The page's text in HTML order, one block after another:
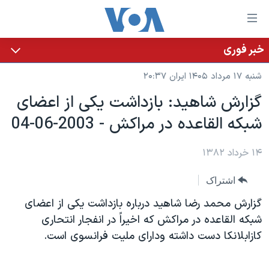
لینکهای
قابل
دسترسی
جهش
محتوای
اصلی
جهش
به
اصلی
جهش
به
جستجو
خانه
نسخه سبک وب‌سایت
موضوع ها
ایران
آمریکا
گزیده‌ها
ویژه برنامه‌ها
برنامه های تلویزیونی
جدول برنامه ها
صفحه‌های ویژه
عملیات خشم حماسی
۲۵۰سالگی آمریکا
پخش رادیویی
یادگیری زبان انگلیسی
خبر فوری
شنبه ۱۷ مرداد ۱۴۰۵ ایران ۲۰:۳۷
گزارش شاهيد: بازداشت يکی از اعضای
شبکه القاعده در مراکش - 2003-06-04
۱۴ خرداد ۱۳۸۲
اشتراک
گزارش محمد رضا شاهيد درباره بازداشت يکی از اعضای
شبکه القاعده در مراکش که اخيراً در انفجار انتحاری
کازابلانکا دست داشته ودارای مليت فرانسوی است.